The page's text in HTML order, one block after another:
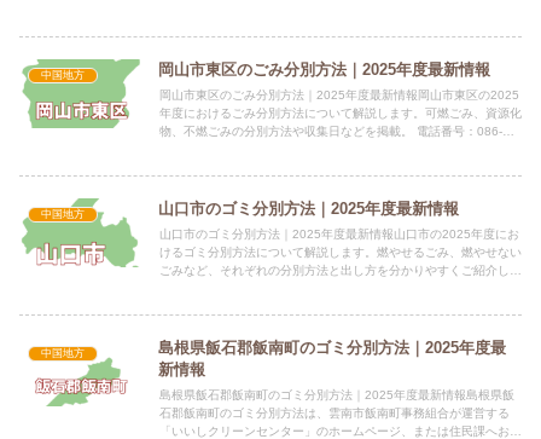
中国地方 岡山市東区のごみ分別方法｜2025年度最新情報
岡山市東区のごみ分別方法｜2025年度最新情報岡山市東区の2025
年度におけるごみ分別方法について解説します。可燃ごみ、資源化
物、不燃ごみの分別方法や収集日などを掲載。 電話番号：086-
中国地方 山口市のゴミ分別方法｜2025年度最新情報
山口市のゴミ分別方法｜2025年度最新情報山口市の2025年度にお
けるゴミ分別方法について解説します。燃やせるごみ、燃やせない
ごみなど、それぞれの分別方法と出し方を分かりやすくご紹介しま
中国地方
島根県飯石郡飯南町のゴミ分別方法｜2025年度最
新情報
島根県飯石郡飯南町のゴミ分別方法｜2025年度最新情報島根県飯
石郡飯南町のゴミ分別方法は、雲南市飯南町事務組合が運営する
「いいしクリーンセンター」のホームページ、または住民課へお問